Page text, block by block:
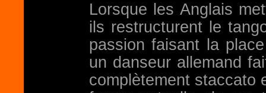
Lorsque les Anglais
ils restructurent le
passion faisant la
un danseur allemand
complètement staccato